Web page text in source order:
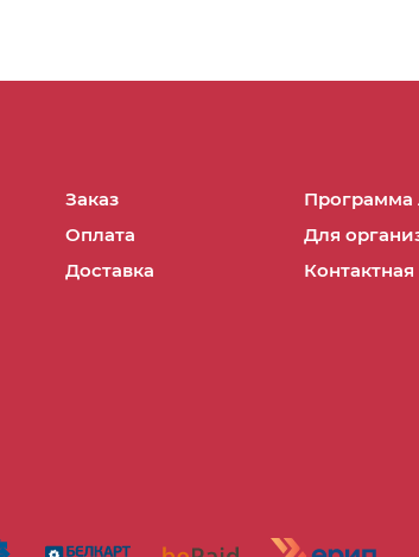
Заказ
Оплата
Доставка
Программа
Для